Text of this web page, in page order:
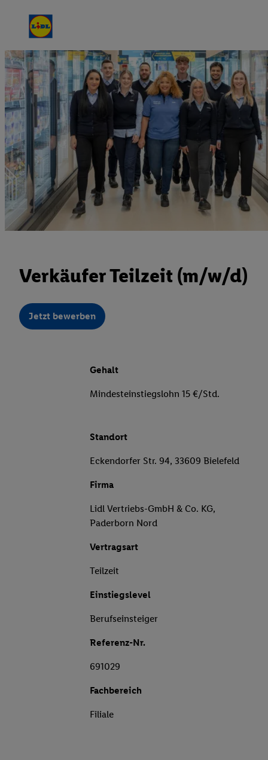
Verkäufer Teilzeit (m/w/d)
Jetzt bewerben
Gehalt
Mindesteinstiegslohn 15 €/Std.
Standort
Eckendorfer Str. 94, 33609 Bielefeld
Firma
Lidl Vertriebs-GmbH & Co. KG,
Paderborn Nord
Vertragsart
Teilzeit
Einstiegslevel
Berufseinsteiger
Referenz-Nr.
691029
Fachbereich
Filiale